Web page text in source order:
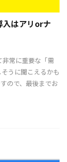
入はアリorナ
常に重要な「需
うに聞こえるかも
ので、最後までお